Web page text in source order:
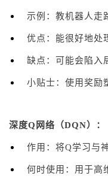
示例：教机器人走
优点：能很好地处
缺点：可能会陷入
小贴士：使用奖励
深度Q网络（DQN）：
作用：将Q学习与
何时使用：用于高